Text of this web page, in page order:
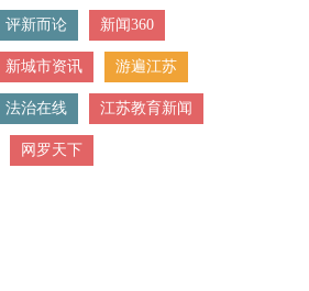
评新而论 新闻360
新城市资讯 游遍江苏
法治在线 江苏教育新闻
网罗天下